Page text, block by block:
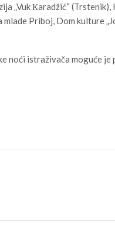
„Vuk Кaradžić“
Priboj, Dom kulture
noći istraživača moguće